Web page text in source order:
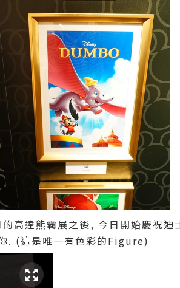
高達熊霸展之後, 今日開始慶祝
. (這是唯一有色彩的Figure)